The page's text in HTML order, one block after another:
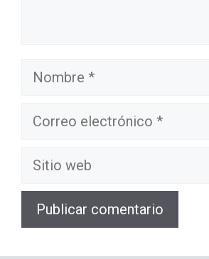
Nombre
Correo
Sitio